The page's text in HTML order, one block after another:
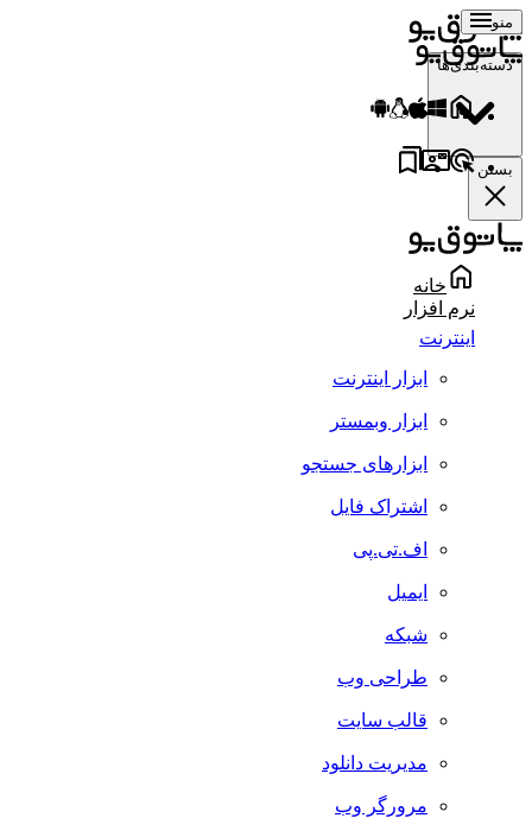
منو
دسته‌بندی‌ها
بستن
خانه
نرم افزار
اینترنت
ابزار اینترنت
ابزار وبمستر
ابزارهای جستجو
اشتراک فایل
اف.تی.پی
ایمیل
شبکه
طراحی وب
قالب سایت
مدیریت دانلود
مرورگر وب